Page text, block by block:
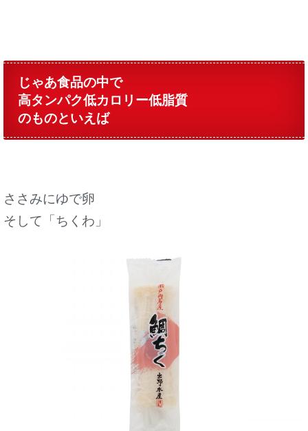
じゃあ食品の中で
高タンパク低カロリー低脂質
のものといえば
ささみにゆで卵
そして「ちくわ」